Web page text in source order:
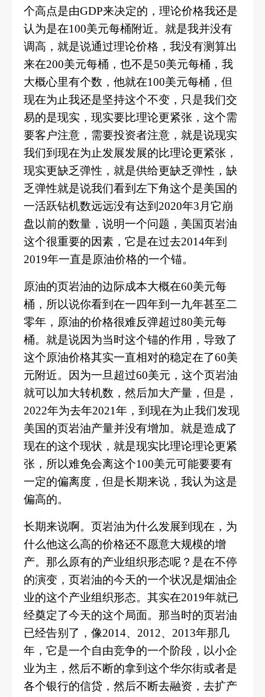
个高点是由GDP来决定的，理论价格我还是
认为是在100美元每桶附近。就是我并没有
调高，就是说通过理论价格，我没有测算出
来在200美元每桶，也不是50美元每桶，我
大概心里有个数，他就在100美元每桶，但
现在为止我还是坚持这个不变，只是我们交
易的是现实，现实要比理论更紧张，这个需
要客户注意，需要投资者注意，就是说现实
我们到现在为止发展发展的比理论更紧张，
现实更缺乏弹性，就是供给更缺乏弹性，缺
乏弹性就是说我们看到左下角这个是美国的
一活跃钻机数远远没有达到2020年3月它崩
盘以前的数量，说明一个问题，美国页岩油
这个很重要的因素，它是在过去2014年到
2019年一直是原油价格的一个锚。
原油的页岩油的边际成本大概在60美元每
桶，所以说你看到在一四年到一九年甚至二
零年，原油的价格很难反弹超过80美元每
桶。就是说因为当时这个锚的作用，导致了
这个原油价格其实一直相对的稳定在了60美
元附近。因为一旦超过60美元，这个页岩油
就可以加大转机数，然后加大产量，但是，
2022年为去年2021年，到现在为止我们发现
美国的页岩油产量并没有增加。就是造成了
现在的这个现状，就是现实比理论理论更紧
张，所以难免会离这个100美元可能要要有
一定的偏离度，但是长期来说，我认为这是
偏高的。
长期来说啊。页岩油为什么发展到现在，为
什么他这么高的价格还不愿意大规模的增
产。 那么原有的产业组织形态呢？是在不停
的演变，页岩油的今天的一个状况是烟油企
业的这个产业组织形态。其实在2019年就已
经奠定了今天的这个局面。那当时的页岩油
已经告别了，像2014、2012、2013年那几
年，它是一个自由竞争的一个阶段，以小企
业为主，然后不断的拿到这个华尔街或者是
各个银行的信贷，然后不断去融资，去扩产